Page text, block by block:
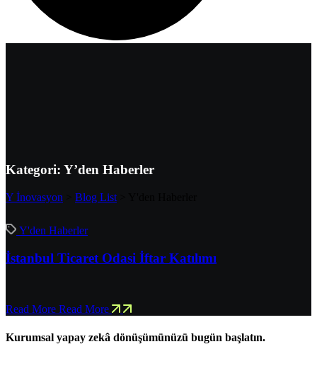
Kategori: Y’den Haberler
Y İnovasyon Blog List
Y'den Haberler
İstanbul Ticaret Odasi İftar Katılımı
Read More Read More
Kurumsal yapay zekâ dönüşümünüzü bugün başlatın.